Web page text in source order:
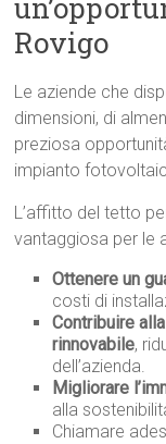
Rovigo
Le aziende che
dimensioni, di
preziosa
impianto
L’affitto del tetto
vantaggiosa per le
Ottenere un
costi di
Contribuire
rinnovabile,
dell’azienda.
Migliorare
alla
Chiamare